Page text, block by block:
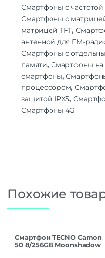
Смартфоны с
Смартфоны с
матрицей TFT,
антенной для FM-
Смартфоны с
памяти, Смартфоны на
смартфоны,
процессором,
защитой IPX5,
Смартфоны 4G
Похожие
Смартфон TECNO Camon
50 8/256GB Moonshadow